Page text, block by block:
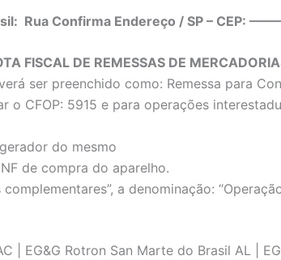
Rua Confirma Endereço / SP – CEP:
FISCAL DE REMESSAS DE
ser preenchido como: Remessa para
CFOP: 5915 e para operações
do mesmo
de compra do aparelho.
a denominação:
| EG&G Rotron San Marte do Brasil AL |